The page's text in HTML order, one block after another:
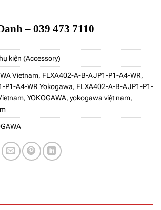
– 039 473 7110
kiện (Accessory)
Vietnam, FLXA402-A-B-AJP1-P1-A4-WR,
P1-A4-WR Yokogawa, FLXA402-A-B-AJP1-P1-
, YOKOGAWA, yokogawa việt nam,